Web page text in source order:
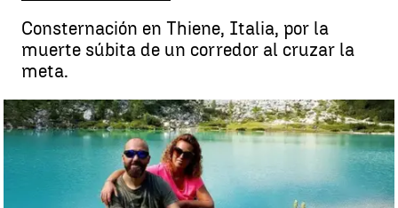
Consternación en Thiene, Italia, por la
muerte súbita de un corredor al cruzar la
meta.